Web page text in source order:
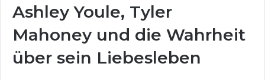
Ashley Youle, Tyler
Mahoney und die Wahrheit
über sein Liebesleben